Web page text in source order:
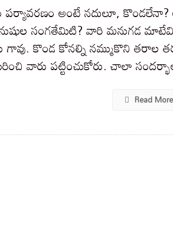
పర్యావరణం అంటే నదులూ,
సంగతేమిటి? వారి మనుగడ
కొండ కోనల్ని నమ్ముకొని తరాల
వారు పట్టించుకోరు. చాలా
Read More